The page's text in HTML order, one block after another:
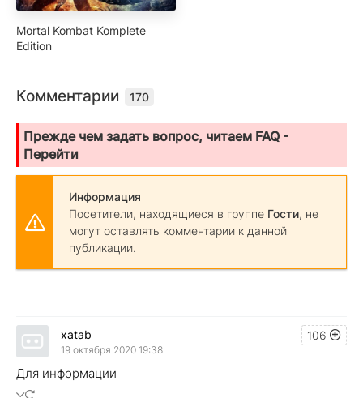
Mortal Kombat Komplete
Edition
Комментарии 170
Прежде чем задать вопрос, читаем FAQ -
Перейти
Информация
Посетители, находящиеся в группе Гости, не
могут оставлять комментарии к данной
публикации.
106
xatab
19 октября 2020 19:38
Для информации